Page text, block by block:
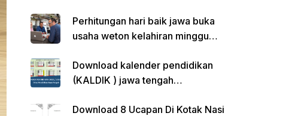
Perhitungan hari baik jawa buka
usaha weton kelahiran minggu
Download kalender pendidikan
(KALDIK ) jawa tengah
Download 8 Ucapan Di Kotak Nasi